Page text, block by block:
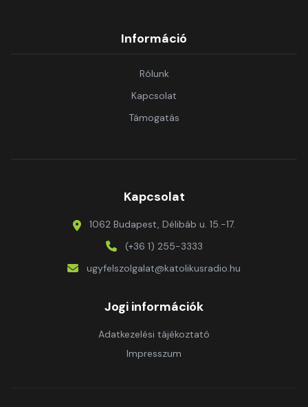
Információ
Rólunk
Kapcsolat
Támogatás
Kapcsolat
1062 Budapest, Délibáb u. 15.-17.
(+36 1) 255-3333
ugyfelszolgalat@katolikusradio.hu
Jogi információk
Adatkezelési tájékoztató
Impresszum